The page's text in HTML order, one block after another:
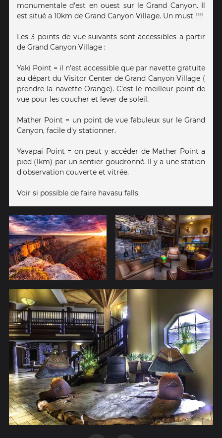
monumentale d'est en ouest sur le Grand Canyon. Il
est situé a 10km de Grand Canyon Village. Un must !!!!
Les 3 points de vue suivants sont accessibles a partir
de Grand Canyon Village :
Yaki Point = il n'est accessible que par navette gratuite
au départ du Visitor Center de Grand Canyon Village (
prendre la navette Orange). C'est le meilleur point de
vue pour les coucher et lever de soleil.
Mather Point = un point de vue fabuleux sur le Grand
Canyon, facile d'y stationner.
Yavapai Point = on peut y accéder de Mather Point a
pied (1km) par un sentier goudronné. Il y a une station
d'observation couverte et vitrée.
Voir si possible de faire havasu falls